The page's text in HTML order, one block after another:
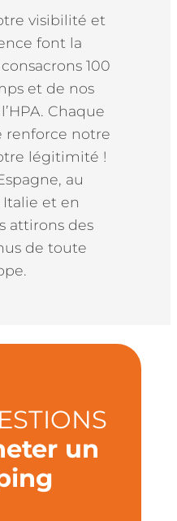
visibilité et
font la
100
et de nos
Chaque
renforce notre
légitimité !
au
et en
attirons des
de toute
un